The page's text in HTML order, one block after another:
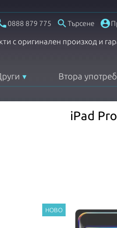
0888 879 775  Търсене 
с оригинален произход и
Втора
iPad